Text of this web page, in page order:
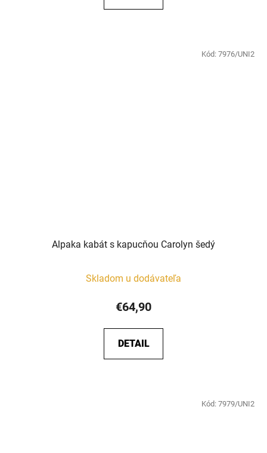
Alpaka kabát s kapucňou Carolyn šedý
Skladom u dodávateľa
€64,90
DETAIL
Kód: 7976/UNI2
Kód: 7979/UNI2